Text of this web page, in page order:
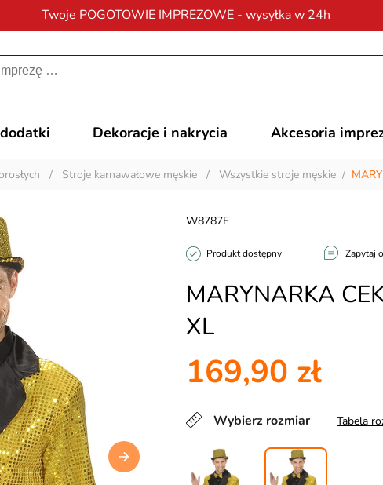
Twoje POGOTOWIE IMPREZOWE - wysyłka w 24h
Darmowa dostawana zamówienia od 200 zł
Dekoracje i nakrycia Akcesoria
/ Stroje karnawałowe męskie / Wszystkie stroje męskie /
MARYNARKA
XL
W8787E
Produkt dostępny Zapytaj
169,90 zł
Wybierz rozmiar Tabela